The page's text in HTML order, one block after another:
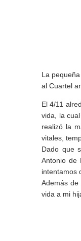
La
al Cuartel
El 4/11
vida, la
realizó la
vitales,
Dado que
Antonio de
intentamos
Además
vida a mi